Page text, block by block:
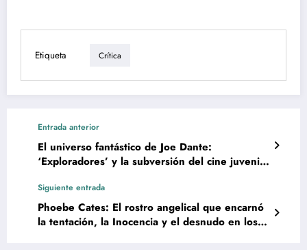
Etiqueta Crítica
Entrada anterior
El universo fantástico de Joe Dante:
‘Exploradores’ y la subversión del cine juvenil
Siguiente entrada
Phoebe Cates: El rostro angelical que encarnó
la tentación, la Inocencia y el desnudo en los